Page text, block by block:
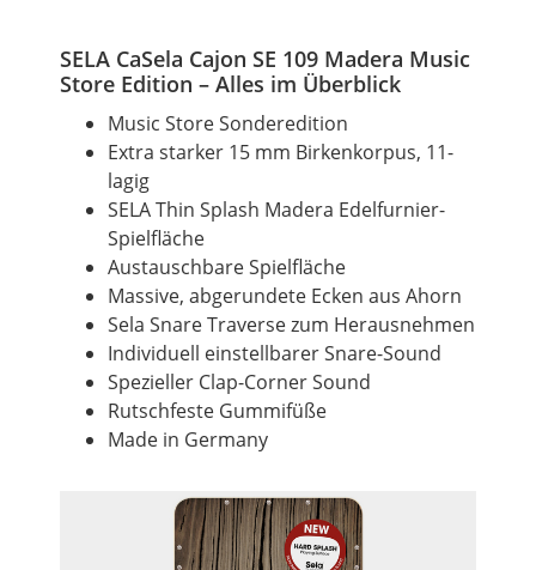
SELA CaSela Cajon SE 109 Madera Music
Store Edition – Alles im Überblick
Music Store Sonderedition
Extra starker 15 mm Birkenkorpus, 11-
lagig
SELA Thin Splash Madera Edelfurnier-
Spielfläche
Austauschbare Spielfläche
Massive, abgerundete Ecken aus Ahorn
Sela Snare Traverse zum Herausnehmen
Individuell einstellbarer Snare-Sound
Spezieller Clap-Corner Sound
Rutschfeste Gummifüße
Made in Germany